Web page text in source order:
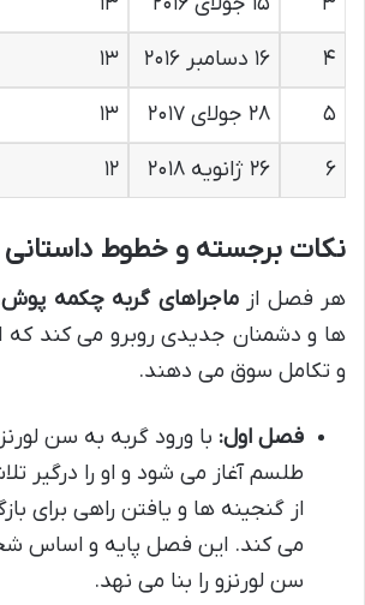
۴
۱۶ دسامبر ۲۰۱۶
۱۳
۵
۲۸ جولای ۲۰۱۷
۱۳
۶
۲۶ ژانویه ۲۰۱۸ ۱۲
نکات برجسته و خطوط
هر فصل ازماجراهای گربه چکمه پوش
ها و دشمنان جدیدی روبرو می کند که
و تکامل سوق می دهند.
فصل اول: با ورود گربه به سن
طلسم آغاز می شود و او را درگیر
از گنجینه ها و یافتن راهی برای
می کند. این فصل پایه و اساس
سن لورنزو را بنا می نهد.